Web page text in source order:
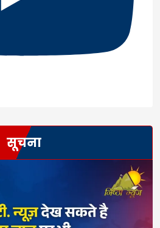
सूचना